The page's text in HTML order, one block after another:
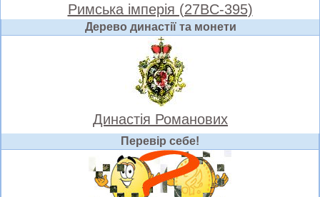
Римська імперія (27BC-395)
Дерево династії та монети
Династія Романових
Перевір себе!